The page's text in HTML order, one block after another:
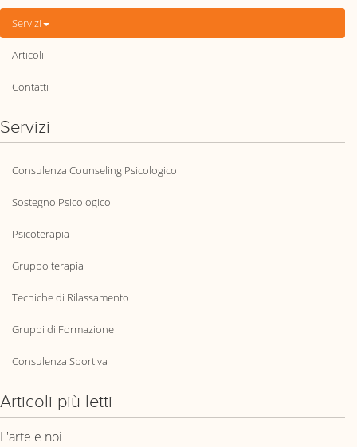
Servizi
Articoli
Contatti
Servizi
Consulenza Counseling Psicologico
Sostegno Psicologico
Psicoterapia
Gruppo terapia
Tecniche di Rilassamento
Gruppi di Formazione
Consulenza Sportiva
Articoli più letti
L'arte e noi